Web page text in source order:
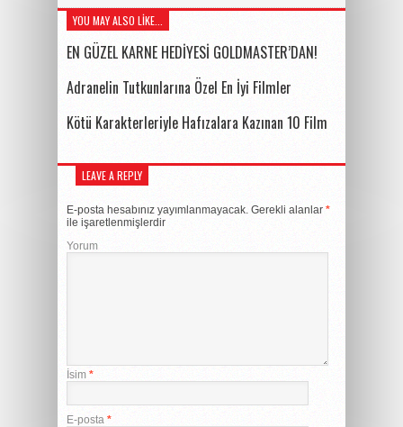
YOU MAY ALSO LIKE...
EN GÜZEL KARNE HEDİYESİ GOLDMASTER’DAN!
Adranelin Tutkunlarına Özel En İyi Filmler
Kötü Karakterleriyle Hafızalara Kazınan 10 Film
LEAVE A REPLY
E-posta hesabınız yayımlanmayacak. Gerekli alanlar *
ile işaretlenmişlerdir
Yorum
İsim *
E-posta *